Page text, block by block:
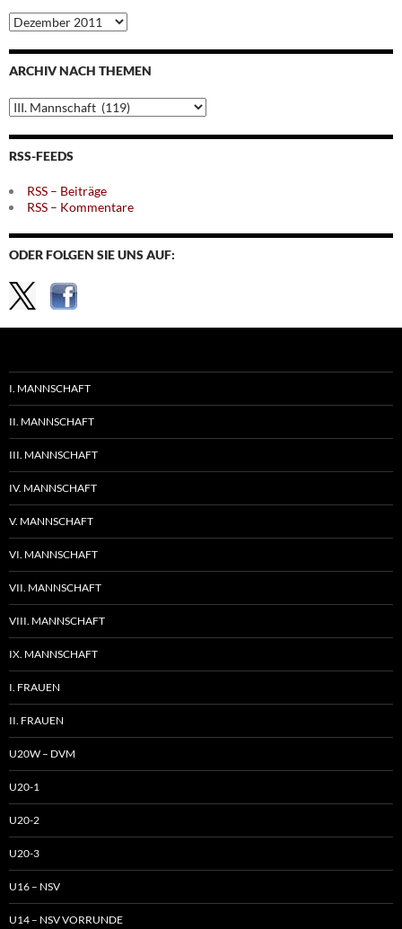
Archiv
nach
Monaten
ARCHIV NACH THEMEN
Archiv
nach
Themen
RSS-FEEDS
RSS – Beiträge
RSS – Kommentare
ODER FOLGEN SIE UNS AUF:
I. MANNSCHAFT
II. MANNSCHAFT
III. MANNSCHAFT
IV. MANNSCHAFT
V. MANNSCHAFT
VI. MANNSCHAFT
VII. MANNSCHAFT
VIII. MANNSCHAFT
IX. MANNSCHAFT
I. FRAUEN
II. FRAUEN
U20W – DVM
U20-1
U20-2
U20-3
U16 – NSV
U14 – NSV VORRUNDE